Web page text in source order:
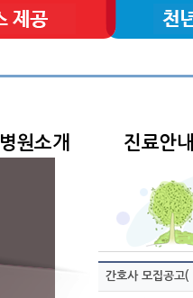
병원소개 진료안내
간호사 모집공